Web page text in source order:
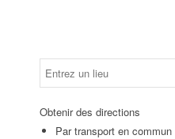
Obtenir des directions
Par transport en commun